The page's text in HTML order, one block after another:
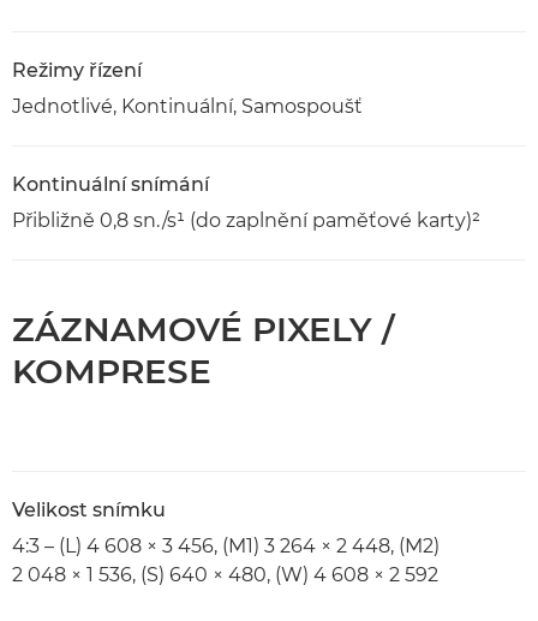
Režimy řízení
Jednotlivé, Kontinuální, Samospoušť
Kontinuální snímání
Přibližně 0,8 sn./s¹ (do zaplnění paměťové karty)²
ZÁZNAMOVÉ PIXELY /
KOMPRESE
Velikost snímku
4:3 – (L) 4 608 × 3 456, (M1) 3 264 × 2 448, (M2)
2 048 × 1 536, (S) 640 × 480, (W) 4 608 × 2 592